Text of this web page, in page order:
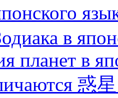
в
планет в
惑